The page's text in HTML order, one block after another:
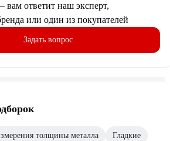
вам ответит наш эксперт,
или один из покупателей
Задать вопрос
толщины металла Гладкие